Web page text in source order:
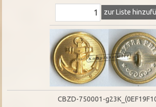
zur Liste
CBZD-750001-